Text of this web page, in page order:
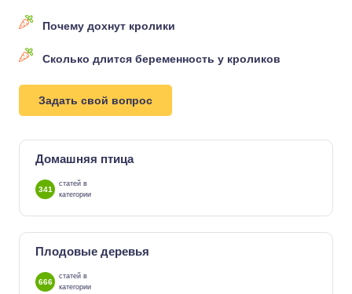
Почему дохнут кролики
Сколько длится беременность у кроликов
Задать свой вопрос
Домашняя птица
341
статей в
категории
Плодовые деревья
666
статей в
категории